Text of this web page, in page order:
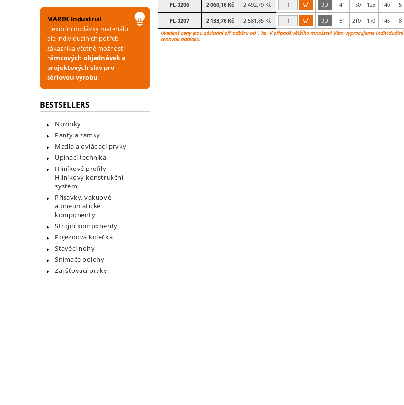
MAREK Industrial
Flexibilní dodávky materiálu
dle individuálních potřeb
zákazníka včetně možnosti
rámcových objednávek a
projektových slev pro
sériovou výrobu.
BESTSELLERS
Novinky
Panty a zámky
Madla a ovládací prvky
Upínací technika
Hliníkové profily |
Hliníkový konstrukční
systém
Přísavky, vakuové
a pneumatické
komponenty
Strojní komponenty
Pojezdová kolečka
Stavěcí nohy
Snímače polohy
Zajišťovací prvky
FL-0206 2 060,16 Kč 2 492,79 Kč  3D 4" 150 125 140 5
FL-0207 2 133,76 Kč 2 581,85 Kč  3D 6" 210 170 145 8
Uvedené ceny jsou základní při odběru od 1 ks. V případě většího množství Vám vypracujeme individuální
cenovou nabídku.